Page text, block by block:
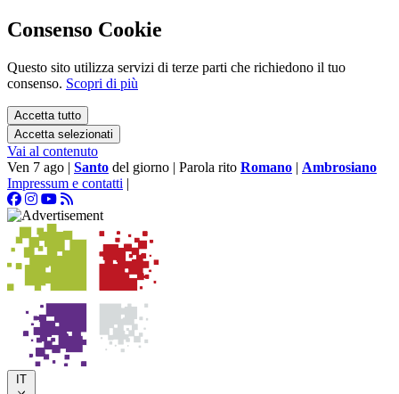
Consenso Cookie
Questo sito utilizza servizi di terze parti che richiedono il tuo
consenso. Scopri di più
Accetta tutto
Accetta selezionati
Vai al contenuto
Ven 7 ago | Santo del giorno | Parola rito Romano | Ambrosiano
Impressum e contatti |
IT